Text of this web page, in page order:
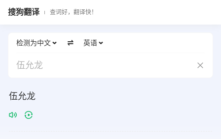
搜狗翻译 查词好，翻译快！
检测为中文 英语
伍允龙
伍允龙